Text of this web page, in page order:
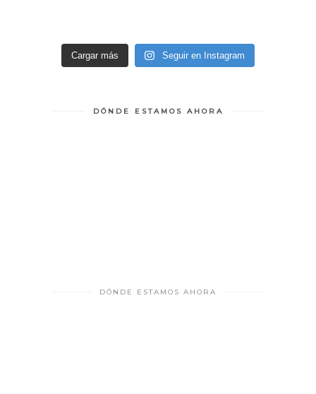
Cargar más Seguir en Instagram
DÓNDE ESTAMOS AHORA
DÓNDE ESTAMOS AHORA